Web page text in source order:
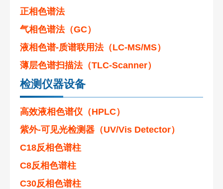
正相色谱法
气相色谱法（GC）
液相色谱-质谱联用法（LC-MS/MS）
薄层色谱扫描法（TLC-Scanner）
检测仪器设备
高效液相色谱仪（HPLC）
紫外-可见光检测器（UV/Vis Detector）
C18反相色谱柱
C8反相色谱柱
C30反相色谱柱